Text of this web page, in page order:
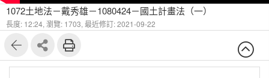
1072土地法－戴秀雄－1080424－國土計畫法（一）
長度: 12:24, 瀏覽: 1703, 最近修訂: 2021-09-22